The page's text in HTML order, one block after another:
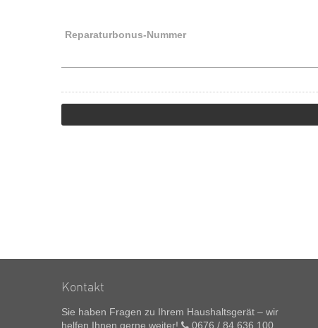
Reparaturbonus-Nummer
Kontakt
Sie haben Fragen zu Ihrem Haushaltsgerät – wir
helfen Ihnen gerne weiter!
0676 / 84 636 100